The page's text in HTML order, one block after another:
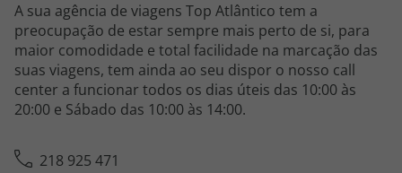
A sua agência de viagens Top Atlântico tem a
preocupação de estar sempre mais perto de si, para
maior comodidade e total facilidade na marcação das
suas viagens, tem ainda ao seu dispor o nosso call
center a funcionar todos os dias úteis das 10:00 às
20:00 e Sábado das 10:00 às 14:00.
218 925 471